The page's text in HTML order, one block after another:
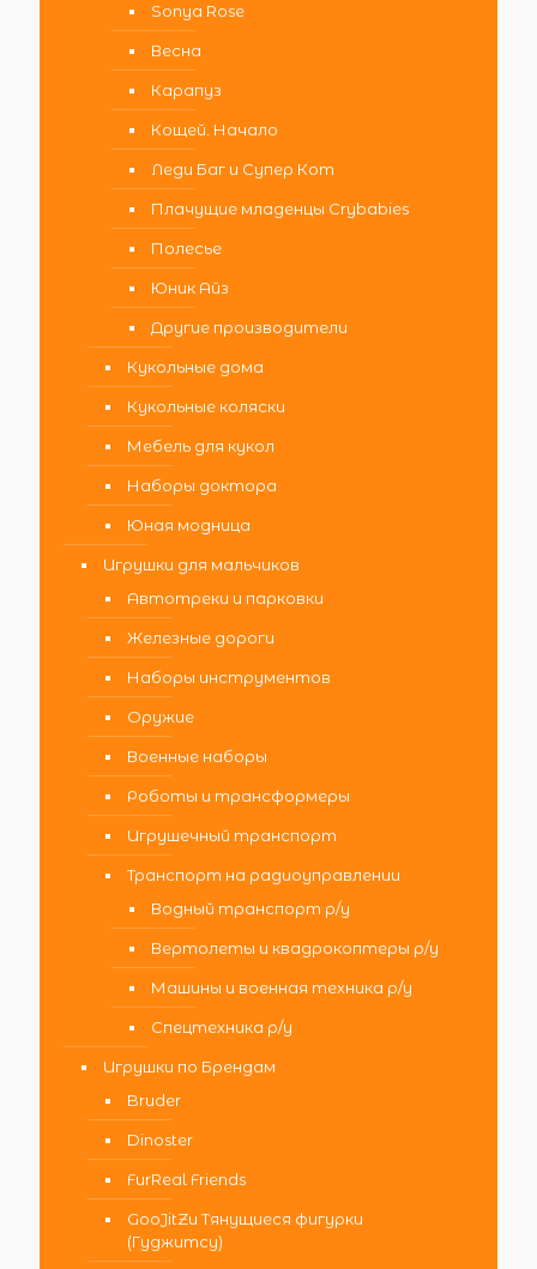
Sonya Rose
Весна
Карапуз
Кощей. Начало
Леди Баг и Супер Кот
Плачущие младенцы Crybabies
Полесье
Юник Айз
Другие производители
Кукольные дома
Кукольные коляски
Мебель для кукол
Наборы доктора
Юная модница
Игрушки для мальчиков
Автотреки и парковки
Железные дороги
Наборы инструментов
Оружие
Военные наборы
Роботы и трансформеры
Игрушечный транспорт
Транспорт на радиоуправлении
Водный транспорт р/у
Вертолеты и квадрокоптеры р/у
Машины и военная техника р/у
Спецтехника р/у
Игрушки по Брендам
Bruder
Dinoster
FurReal Friends
GooJitZu Тянущиеся фигурки
(Гуджитсу)